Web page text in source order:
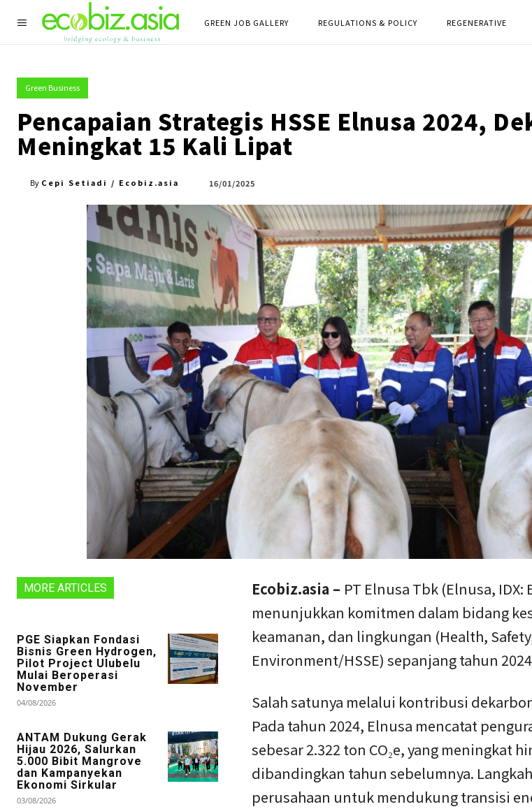
GREEN JOB GALLERY REGULATIONS & POLICY REGENERATIVE
Green Business
Pencapaian Strategis HSSE Elnusa 2024,
Meningkat 15 Kali Lipat
By Cepi Setiadi / Ecobiz.asia 16/01/2025
MORE ARTICLES
PGE Siapkan Fondasi
Bisnis Green Hydrogen,
Pilot Project Ulubelu
Mulai Beroperasi
November
04/08/2026
ANTAM Dukung Gerak
Hijau 2026, Salurkan
5.000 Bibit Mangrove
dan Kampanyekan
Ekonomi Sirkular
03/08/2026
Ecobiz.asia – PT Elnusa Tbk (Elnusa,
menunjukkan komitmen dalam bidang
keamanan, dan lingkungan (Health,
Environment/HSSE) sepanjang tahun
Salah satunya melalui kontribusi
Pada tahun 2024, Elnusa mencatat
sebesar 2.322 ton CO₂e, yang meningkat
dibandingkan tahun sebelumnya.
perusahaan untuk mendukung transisi